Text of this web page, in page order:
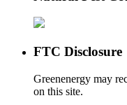
FTC Disclosure
Greenenergy may
on this site.